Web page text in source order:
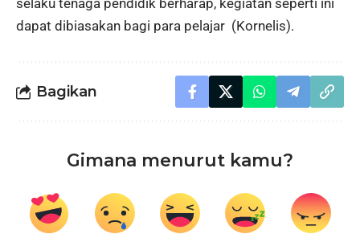
dapat dibiasakan bagi para pelajar (Kornelis).
Bagikan
Gimana menurut kamu?